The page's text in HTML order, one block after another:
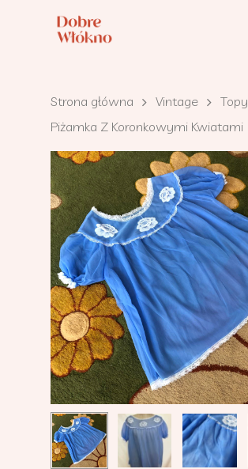
Strona główna Vintage Topy
Piżamka Z Koronkowymi Kwiatami